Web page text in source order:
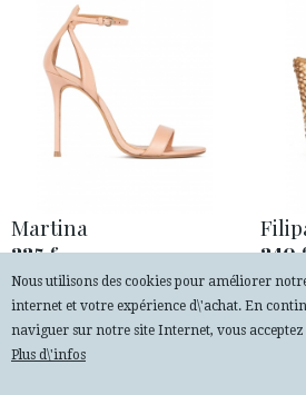
Martina
225€
Sandales à talons hauts en cuir
nude
240
tressé
Nous utilisons des cookies pour améliorer
internet et votre expérience d\'achat. En
naviguer sur notre site Internet, vous
Plus d\'infos